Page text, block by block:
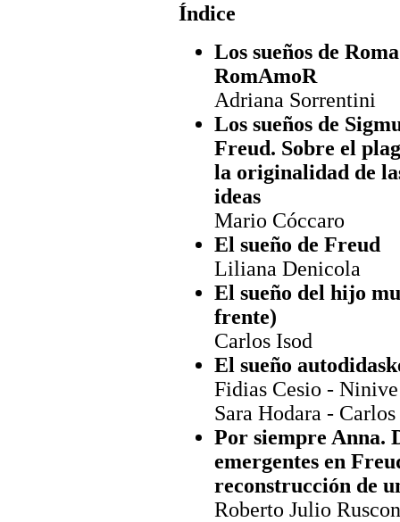
Índice
Los sueños de
RomAmoR
Adriana Sorrentini
Los sueños de
Freud. Sobre el
la originalidad de
ideas
Mario Cóccaro
El sueño de Freud
Liliana Denicola
El sueño del hijo
frente)
Carlos Isod
El sueño
Fidias Cesio -
Sara Hodara -
Por siempre Anna.
emergentes en
reconstrucción de
Roberto Julio